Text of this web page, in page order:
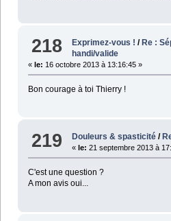
218 Exprimez-vous ! /Re :
handi/valide
« le: 16 octobre 2013 à 13:16:45 »
Bon courage à toi Thierry !
219 Douleurs & spasticité /
« le: 21 septembre 2013 à
C'est une question ?
A mon avis oui...